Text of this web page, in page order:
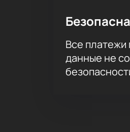
Все
данные не